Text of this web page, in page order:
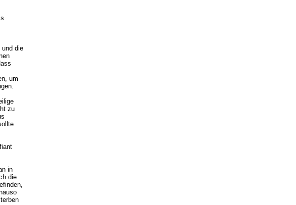
und die
um
zu
in
die